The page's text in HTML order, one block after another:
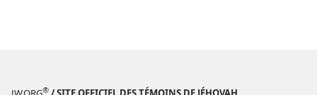
perspicace
®